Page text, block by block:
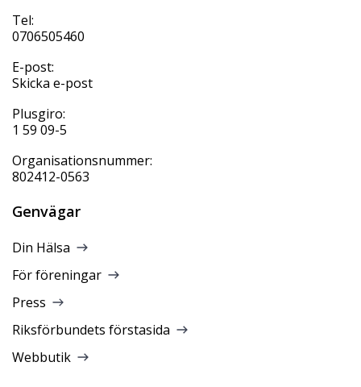
Tel:
0706505460
E-post:
Skicka e-post
Plusgiro:
1 59 09-5
Organisationsnummer:
802412-0563
Genvägar
Din Hälsa
För föreningar
Press
Riksförbundets förstasida
Webbutik